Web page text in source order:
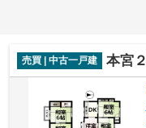
売買 | 中古一戸建 本宮